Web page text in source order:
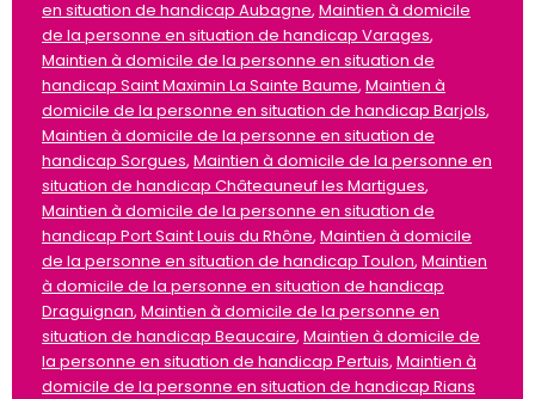
en situation de handicap Aubagne, Maintien à domicile
de la personne en situation de handicap Varages,
Maintien à domicile de la personne en situation de
handicap Saint Maximin La Sainte Baume, Maintien à
domicile de la personne en situation de handicap Barjols,
Maintien à domicile de la personne en situation de
handicap Sorgues, Maintien à domicile de la personne en
situation de handicap Châteauneuf les Martigues,
Maintien à domicile de la personne en situation de
handicap Port Saint Louis du Rhône, Maintien à domicile
de la personne en situation de handicap Toulon, Maintien
à domicile de la personne en situation de handicap
Draguignan, Maintien à domicile de la personne en
situation de handicap Beaucaire, Maintien à domicile de
la personne en situation de handicap Pertuis, Maintien à
domicile de la personne en situation de handicap Rians